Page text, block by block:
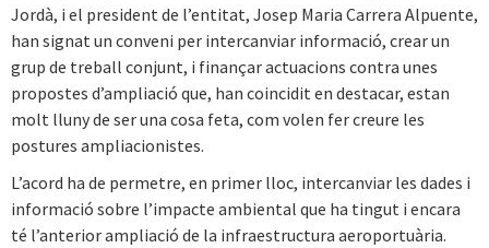
Jordà, i el president de l’entitat, Josep Maria Carrera Alpuente,
han signat un conveni per intercanviar informació, crear un
grup de treball conjunt, i finançar actuacions contra unes
propostes d’ampliació que, han coincidit en destacar, estan
molt lluny de ser una cosa feta, com volen fer creure les
postures ampliacionistes.
L’acord ha de permetre, en primer lloc, intercanviar les dades i
informació sobre l’impacte ambiental que ha tingut i encara
té l’anterior ampliació de la infraestructura aeroportuària.